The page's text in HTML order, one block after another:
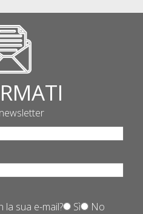
la sua e-mail? Sì No